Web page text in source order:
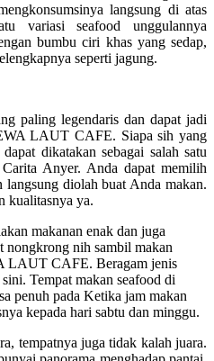
langsung di atas
variasi seafood unggulannya
bumbu ciri khas yang sedap,
seperti jagung.
paling legendaris dan dapat jadi
LAUT CAFE. Siapa sih yang
dikatakan sebagai salah satu
Anyer. Anda dapat memilih
langsung diolah buat Anda makan.
kualitasnya ya.
makanan enak dan juga
nongkrong nih sambil makan
LAUT CAFE. Beragam jenis
Tempat makan seafood di
penuh pada Ketika jam makan
kepada hari sabtu dan minggu.
tempatnya juga tidak kalah juara.